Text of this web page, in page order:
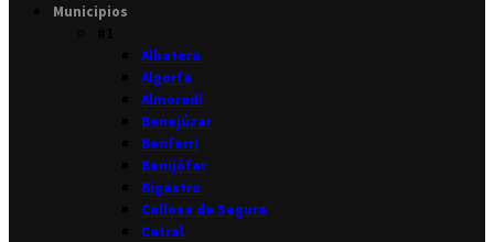
Municipios
Albatera
Algorfa
Almoradí
Benejúzar
Benferri
Benijófar
Bigastro
Callosa de Segura
Catral